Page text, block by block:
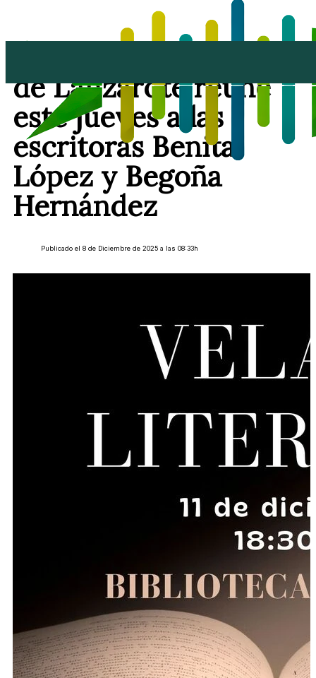
de Lanzarote reúne
este jueves a las
escritoras Benita
López y Begoña
Hernández
Publicado el 8 de Diciembre de 2025 a las 08:33h